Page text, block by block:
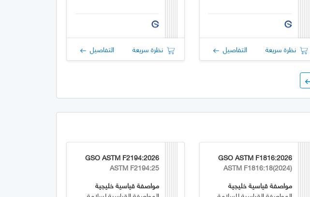
نظرة سريعة التفاصيل نظرة سريعة التفاصيل
GSO ASTM F1816:2026
ASTM F1816:18(2024)
مواصفة قياسية خليجية
GSO ASTM F2194:2026
ASTM F2194:25
مواصفة قياسية خليجية